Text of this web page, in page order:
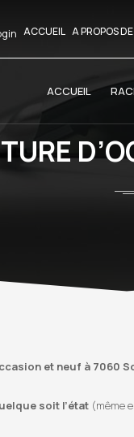
ACCUEIL A PROPOS
ACCUEIL
et neuf à 7060
soit l’état (même